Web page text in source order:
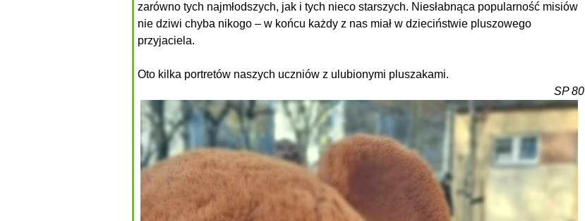
zarówno tych najmłodszych, jak i tych nieco starszych. Niesłabnąca popularność misiów
nie dziwi chyba nikogo – w końcu każdy z nas miał w dzieciństwie pluszowego
przyjaciela.
Oto kilka portretów naszych uczniów z ulubionymi pluszakami.
SP 80